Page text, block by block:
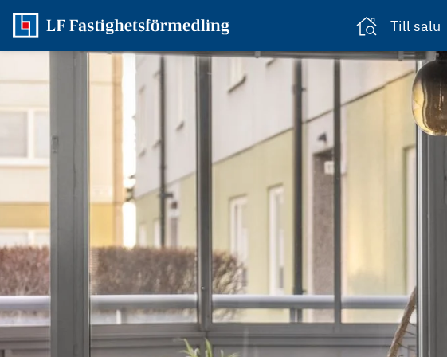
Till salu